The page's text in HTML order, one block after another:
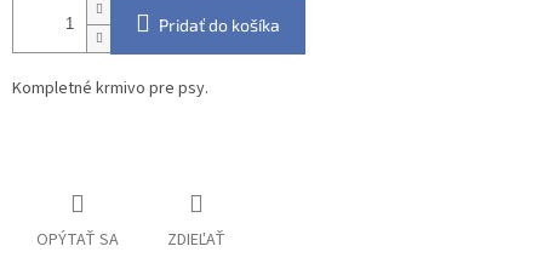
Pridať do košíka
Kompletné krmivo pre psy.
OPÝTAŤ SA ZDIEĽAŤ